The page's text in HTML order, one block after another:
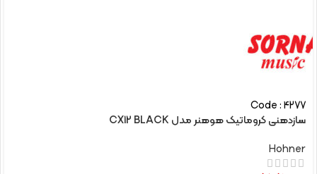
Code : 4277
سازدهنی کروماتیک هوهنر مدل CX12 BLACK
Hohner